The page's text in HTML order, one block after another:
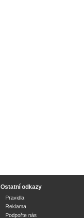
Ostatní odkazy
Pravidla
Reklama
Podpořte nás